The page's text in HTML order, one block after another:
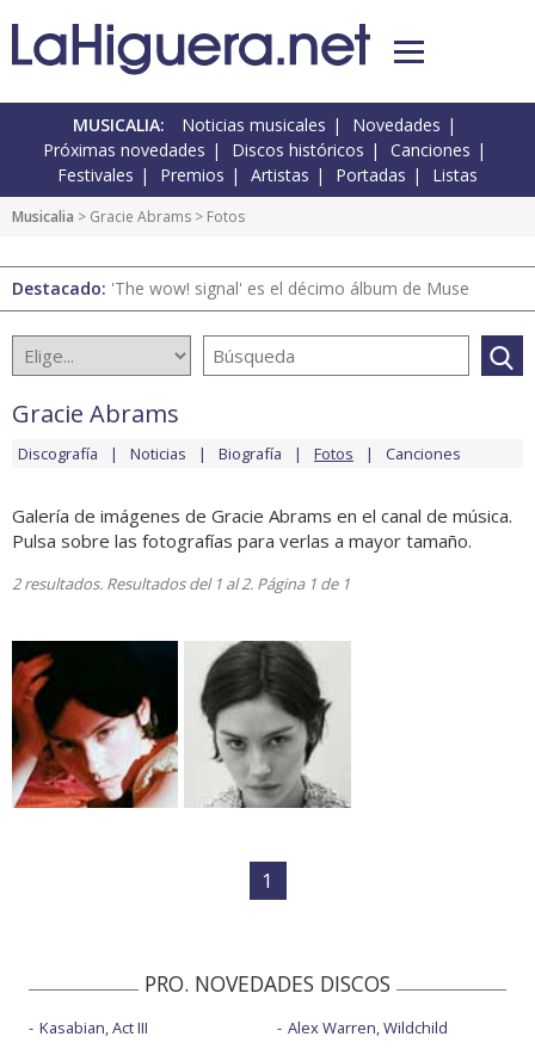
MUSICALIA: Noticias musicales
Novedades
Próximas novedades
Discos históricos
Canciones
Festivales
Premios Artistas Portadas Listas
Musicalia > Gracie Abrams > Fotos
Destacado: 'The wow! signal' es el décimo álbum de Muse
Gracie Abrams
Discografía Noticias Biografía Fotos Canciones
Galería de imágenes de Gracie Abrams en el canal de música.
Pulsa sobre las fotografías para verlas a mayor tamaño.
2 resultados. Resultados del 1 al 2. Página 1 de 1
1
PRO. NOVEDADES DISCOS
Kasabian, Act III
Alex Warren, Wildchild